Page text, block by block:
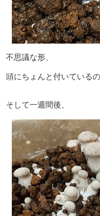
不思議な形、
頭にちょんと付いている
そして一週間後、